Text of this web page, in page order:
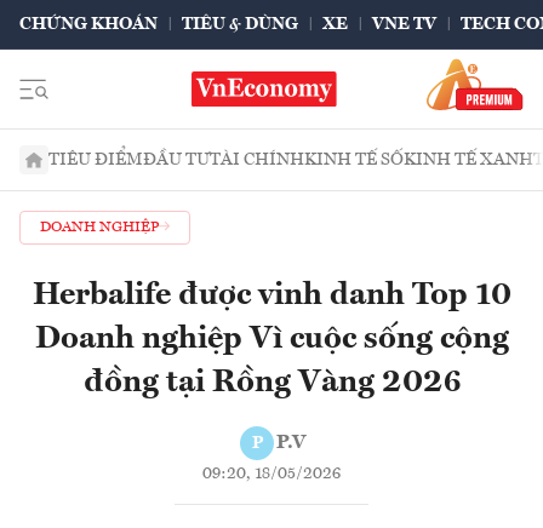
CHỨNG KHOÁN TIÊU & DÙNG XE VNE TV TECH
TIÊU ĐIỂMĐẦU TƯTÀI CHÍNHKINH TẾ SỐKINH TẾ XANH
DOANH NGHIỆP
Herbalife được vinh danh Top 10
Doanh nghiệp Vì cuộc sống cộng
đồng tại Rồng Vàng 2026
P P.V
09:20, 18/05/2026